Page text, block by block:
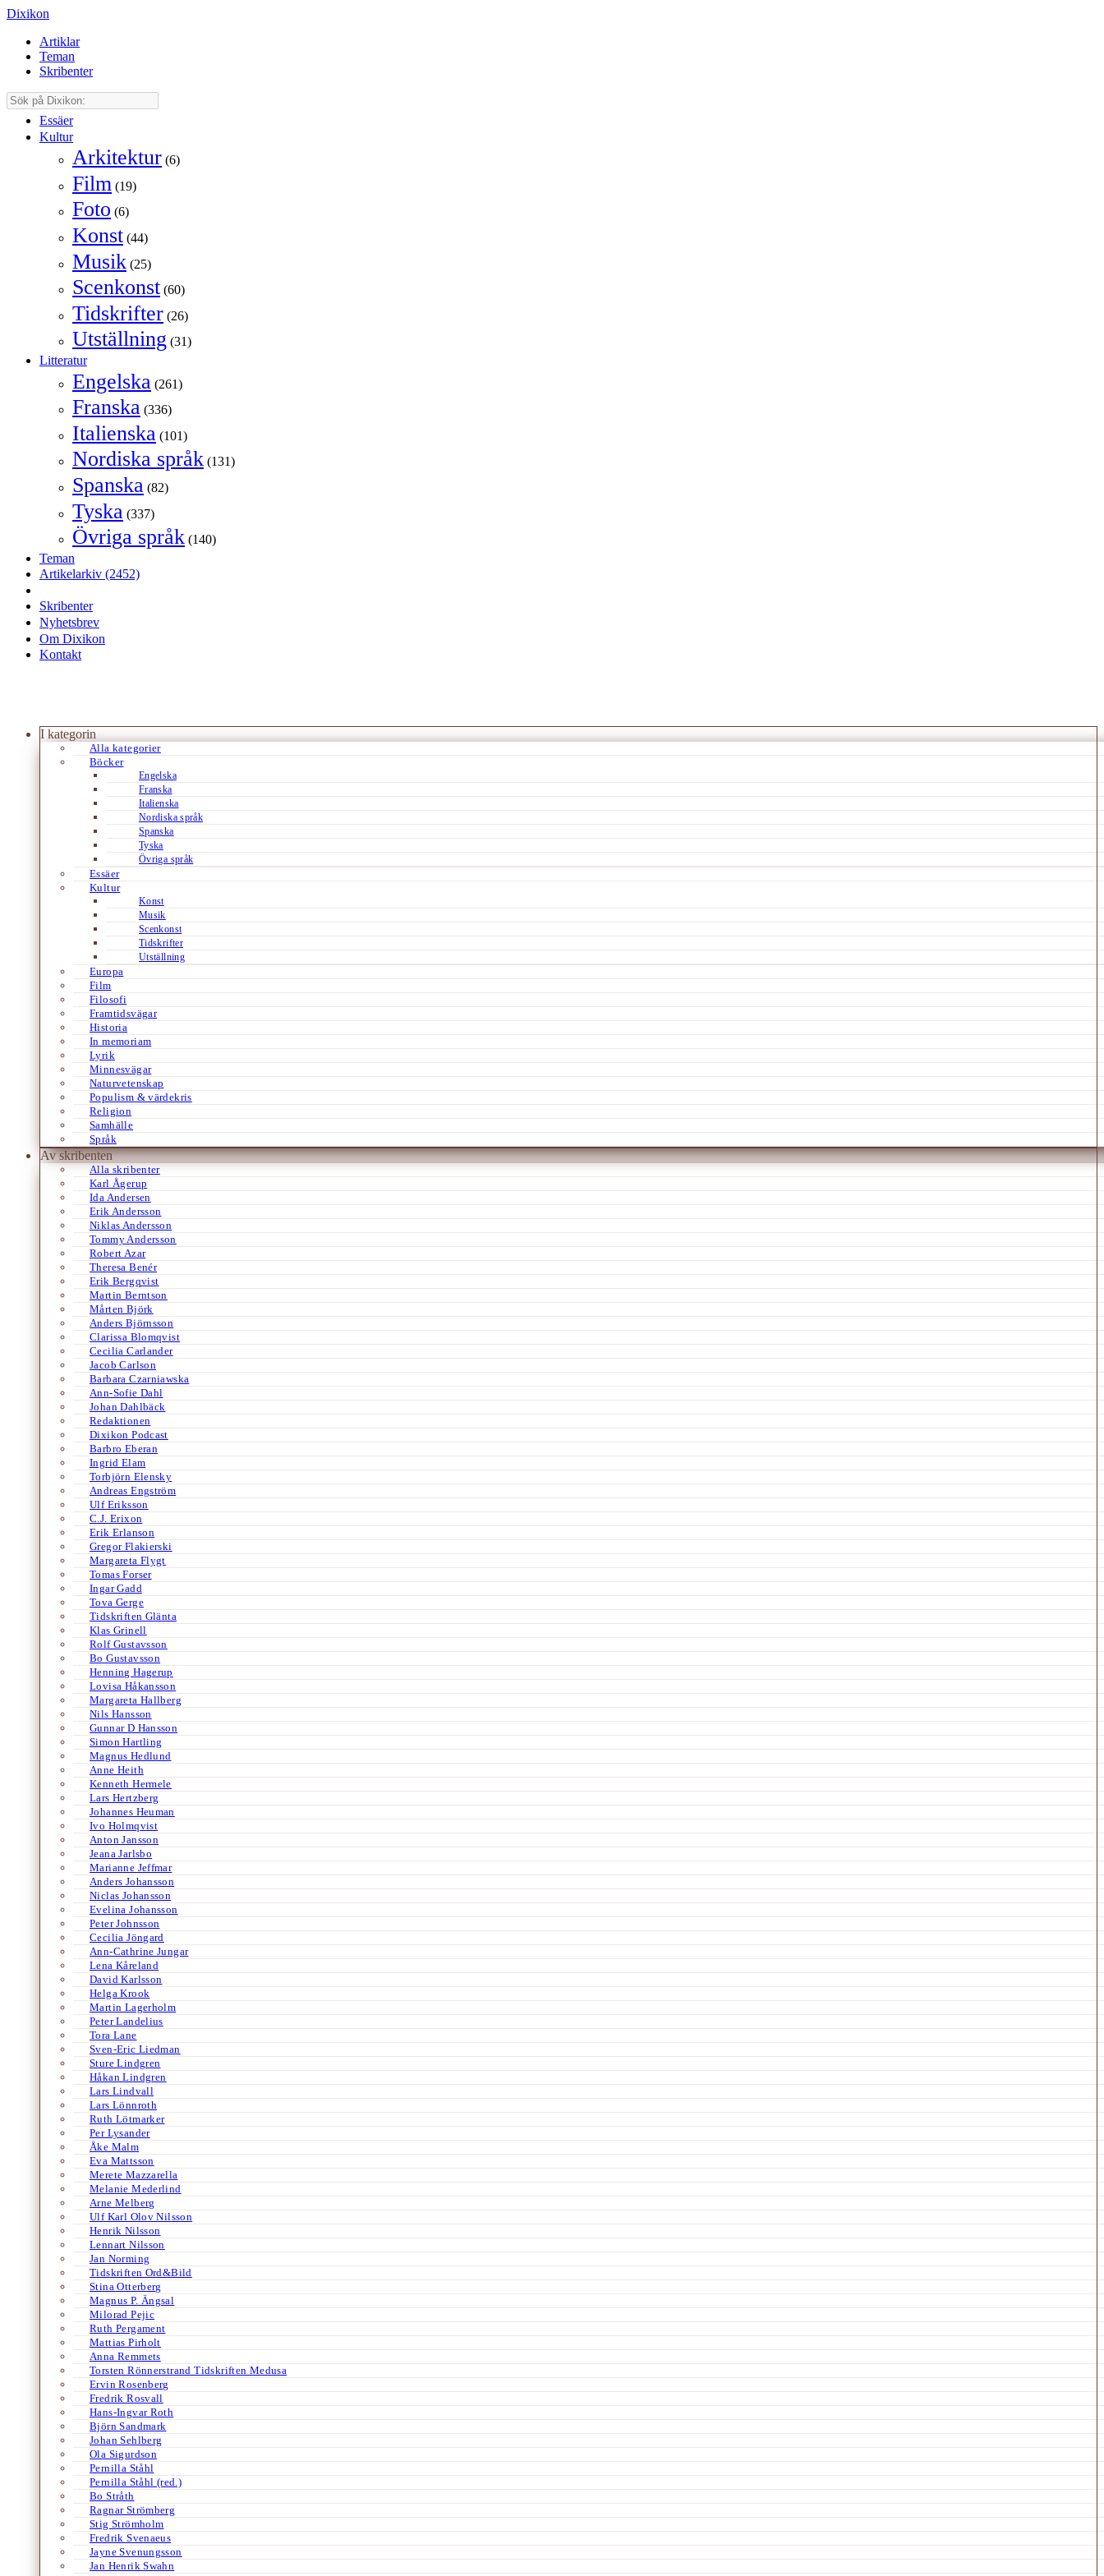
Dixikon
Artiklar
Teman
Skribenter
Essäer
Kultur
Arkitektur (6)
Film (19)
Foto (6)
Konst (44)
Musik (25)
Scenkonst (60)
Tidskrifter (26)
Utställning (31)
Litteratur
Engelska (261)
Franska (336)
Italienska (101)
Nordiska språk (131)
Spanska (82)
Tyska (337)
Övriga språk (140)
Teman
Artikelarkiv (2452)
Skribenter
Nyhetsbrev
Om Dixikon
Kontakt
I kategorin
Alla kategorier
Böcker
Engelska
Franska
Italienska
Nordiska språk
Spanska
Tyska
Övriga språk
Essäer
Kultur
Konst
Musik
Scenkonst
Tidskrifter
Utställning
Europa
Film
Filosofi
Framtidsvägar
Historia
In memoriam
Lyrik
Minnesvägar
Naturvetenskap
Populism & värdekris
Religion
Samhälle
Språk
Av skribenten
Alla skribenter
Karl Ågerup
Ida Andersen
Erik Andersson
Niklas Andersson
Tommy Andersson
Robert Azar
Theresa Benér
Erik Bergqvist
Martin Berntson
Mårten Björk
Anders Björnsson
Clarissa Blomqvist
Cecilia Carlander
Jacob Carlson
Barbara Czarniawska
Ann-Sofie Dahl
Johan Dahlbäck
Redaktionen
Dixikon Podcast
Barbro Eberan
Ingrid Elam
Torbjörn Elensky
Andreas Engström
Ulf Eriksson
C.J. Erixon
Erik Erlanson
Gregor Flakierski
Margareta Flygt
Tomas Forser
Ingar Gadd
Tova Gerge
Tidskriften Glänta
Klas Grinell
Rolf Gustavsson
Bo Gustavsson
Henning Hagerup
Lovisa Håkansson
Margareta Hallberg
Nils Hansson
Gunnar D Hansson
Simon Hartling
Magnus Hedlund
Anne Heith
Kenneth Hermele
Lars Hertzberg
Johannes Heuman
Ivo Holmqvist
Anton Jansson
Jeana Jarlsbo
Marianne Jeffmar
Anders Johansson
Niclas Johansson
Evelina Johansson
Peter Johnsson
Cecilia Jöngard
Ann-Cathrine Jungar
Lena Kåreland
David Karlsson
Helga Krook
Martin Lagerholm
Peter Landelius
Tora Lane
Sven-Eric Liedman
Sture Lindgren
Håkan Lindgren
Lars Lindvall
Lars Lönnroth
Ruth Lötmarker
Per Lysander
Åke Malm
Eva Mattsson
Merete Mazzarella
Melanie Mederlind
Arne Melberg
Ulf Karl Olov Nilsson
Henrik Nilsson
Lennart Nilsson
Jan Norming
Tidskriften Ord&Bild
Stina Otterberg
Magnus P. Ängsal
Milorad Pejic
Ruth Pergament
Mattias Pirholt
Anna Remmets
Torsten Rönnerstrand Tidskriften Medusa
Ervin Rosenberg
Fredrik Rosvall
Hans-Ingvar Roth
Björn Sandmark
Johan Sehlberg
Ola Sigurdson
Pernilla Ståhl
Pernilla Ståhl (red.)
Bo Stråth
Ragnar Strömberg
Stig Strömholm
Fredrik Svenaeus
Jayne Svenungsson
Jan Henrik Swahn